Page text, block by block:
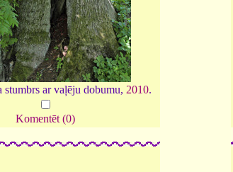
stumbrs ar vaļēju dobumu, 2010.
Komentēt (0)